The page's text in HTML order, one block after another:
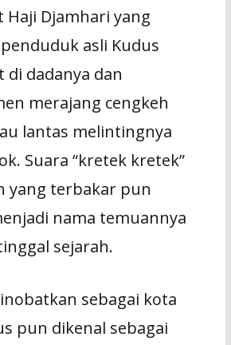
Haji Djamhari yang
asli Kudus
di dadanya dan
merajang cengkeh
lantas melintingnya
Suara “kretek kretek”
yang terbakar pun
nama temuannya
sejarah.
sebagai kota
pun dikenal sebagai